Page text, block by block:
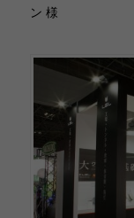
ン 様